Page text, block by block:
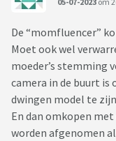
De “momfluencer”
Moet ook wel
moeder’s stemming
camera in de buurt is
dwingen model te
En dan omkopen
worden afgenomen